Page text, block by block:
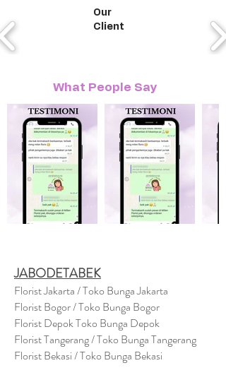
Our
Client
What People Say
JABODETABEK
Florist Jakarta / Toko Bunga Jakarta
Florist Bogor / Toko Bunga Bogor
Florist Depok Toko Bunga Depok
Florist Tangerang / Toko Bunga Tangerang
Florist Bekasi / Toko Bunga Bekasi